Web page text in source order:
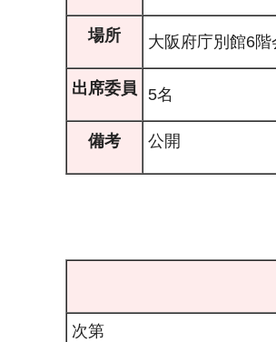
場所 大阪府庁別館6
出席委員 5名
備考 公開
次第